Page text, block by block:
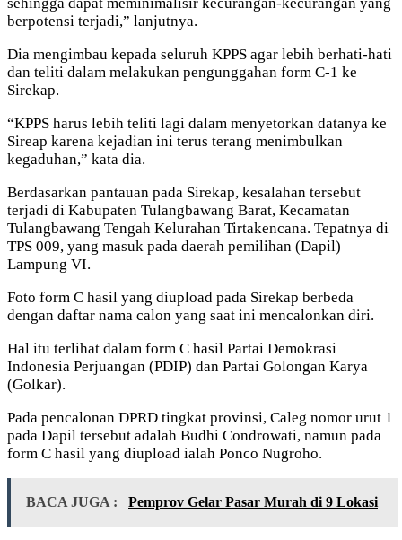
berpotensi terjadi,” lanjutnya.
Dia mengimbau kepada seluruh KPPS agar lebih berhati-hati
dan teliti dalam melakukan pengunggahan form C-1 ke
Sirekap.
“KPPS harus lebih teliti lagi dalam menyetorkan datanya ke
Sireap karena kejadian ini terus terang menimbulkan
kegaduhan,” kata dia.
Berdasarkan pantauan pada Sirekap, kesalahan tersebut
terjadi di Kabupaten Tulangbawang Barat, Kecamatan
Tulangbawang Tengah Kelurahan Tirtakencana. Tepatnya di
TPS 009, yang masuk pada daerah pemilihan (Dapil)
Lampung VI.
Foto form C hasil yang diupload pada Sirekap berbeda
dengan daftar nama calon yang saat ini mencalonkan diri.
Hal itu terlihat dalam form C hasil Partai Demokrasi
Indonesia Perjuangan (PDIP) dan Partai Golongan Karya
(Golkar).
Pada pencalonan DPRD tingkat provinsi, Caleg nomor urut 1
pada Dapil tersebut adalah Budhi Condrowati, namun pada
form C hasil yang diupload ialah Ponco Nugroho.
BACA JUGA : Pemprov Gelar Pasar Murah di 9 Lokasi